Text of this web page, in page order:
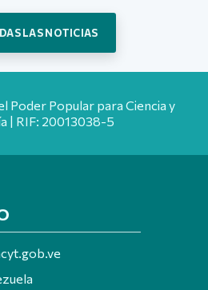
LAS NOTICIAS
Poder Popular para Ciencia y
| RIF: 20013038-5